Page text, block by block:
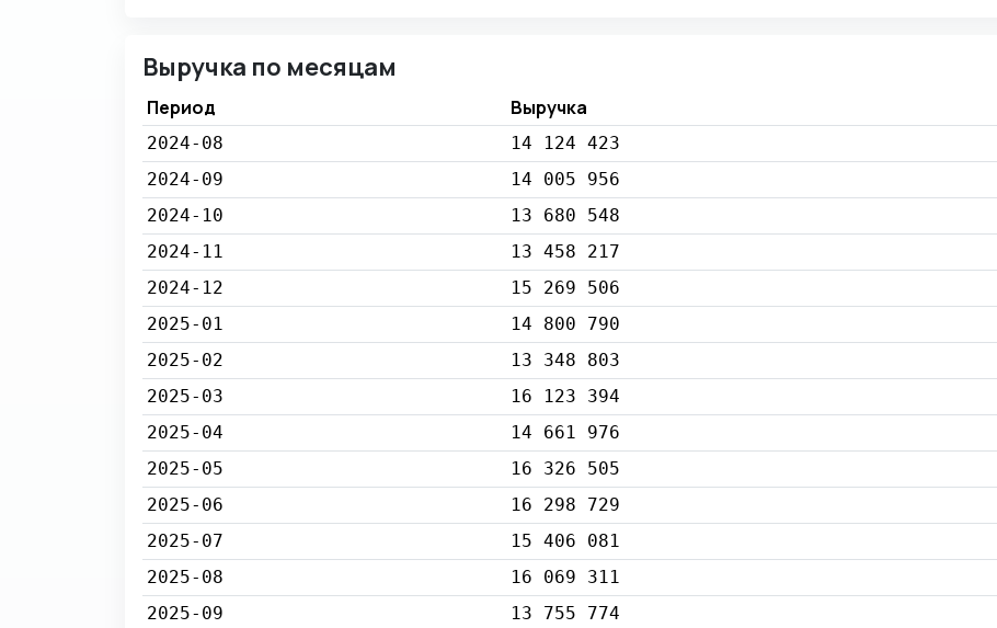
Выручка по месяцам
Период Выручка
2024-08 14 124 423
2024-09
14 005 956
2024-10
13 680 548
2024-11
13 458 217
2024-12
15 269 506
2025-01
14 800 790
2025-02
13 348 803
2025-03
16 123 394
2025-04
14 661 976
2025-05
16 326 505
2025-06
16 298 729
2025-07
15 406 081
2025-08
16 069 311
2025-09
13 755 774